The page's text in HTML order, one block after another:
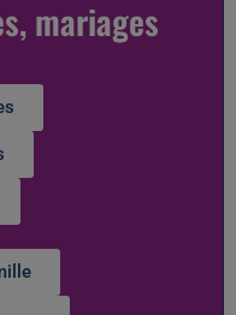
mariages